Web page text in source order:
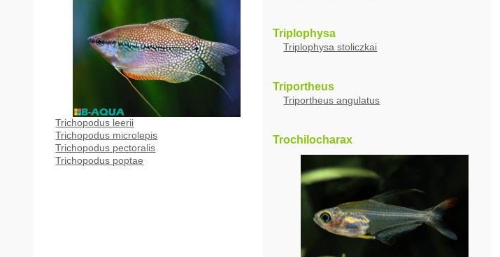
Trichopodus leerii
Trichopodus microlepis
Trichopodus pectoralis
Trichopodus poptae
Triplophysa
Triplophysa stoliczkai
Triportheus
Triportheus angulatus
Trochilocharax